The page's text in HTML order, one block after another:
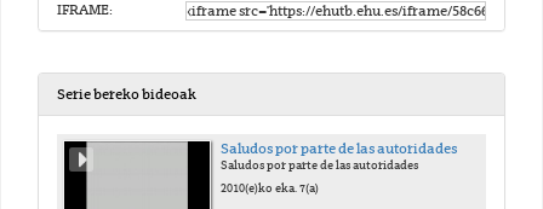
IFRAME:
Serie bereko bideoak
Saludos por parte de las autoridades
Saludos por parte de las autoridades
2010(e)ko eka. 7(a)